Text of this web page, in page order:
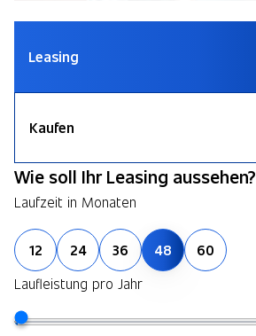
Leasing
Kaufen
Wie soll Ihr Leasing aussehen?
Laufzeit in Monaten
12 24 36 48
60
Laufleistung pro Jahr